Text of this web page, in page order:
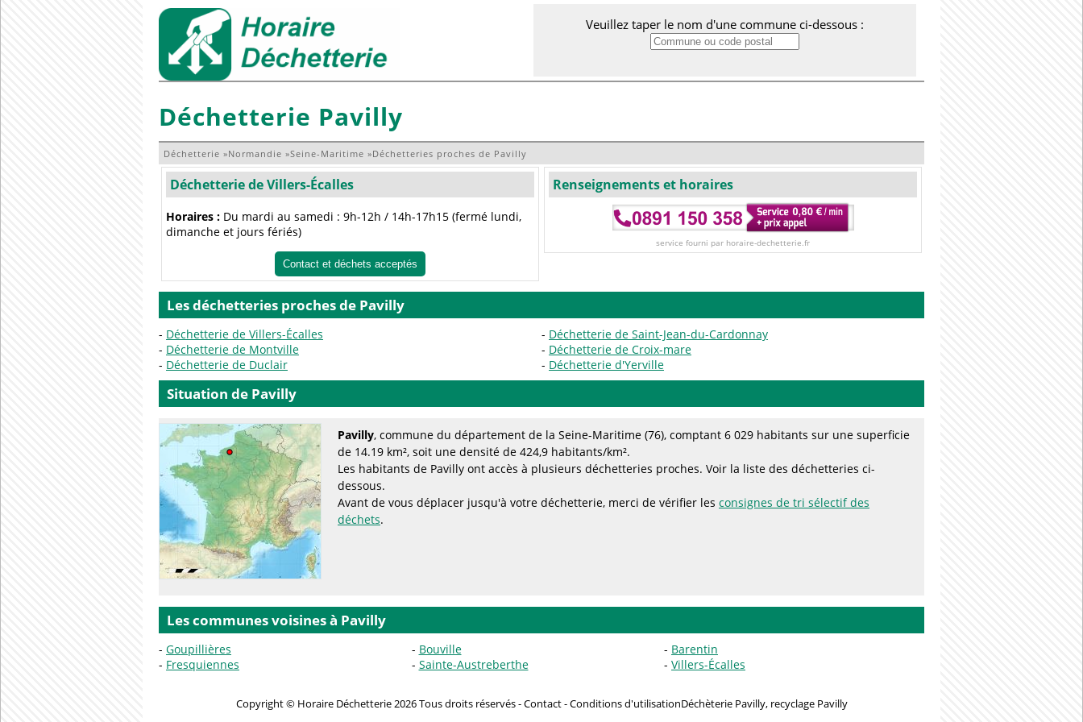
Veuillez taper le nom d'une commune ci-dessous :
Déchetterie Pavilly
Déchetterie »Normandie »Seine-Maritime »Déchetteries proches de Pavilly
Déchetterie de Villers-Écalles
Horaires : Du mardi au samedi : 9h-12h / 14h-17h15 (fermé lundi,
dimanche et jours fériés)
Contact et déchets acceptés
Renseignements et horaires
service fourni par horaire-dechetterie.fr
Les déchetteries proches de Pavilly
Déchetterie de Villers-Écalles
Déchetterie de Saint-Jean-du-Cardonnay
Déchetterie de Montville
Déchetterie de Croix-mare
Déchetterie de Duclair
Déchetterie d'Yerville
Situation de Pavilly
Pavilly, commune du département de la Seine-Maritime (76), comptant 6 029 habitants sur une superficie
de 14.19 km², soit une densité de 424,9 habitants/km².
Les habitants de Pavilly ont accès à plusieurs déchetteries proches. Voir la liste des déchetteries ci-
dessous.
Avant de vous déplacer jusqu'à votre déchetterie, merci de vérifier les consignes de tri sélectif des
déchets.
Les communes voisines à Pavilly
Goupillières Bouville
Barentin
Fresquiennes
Sainte-Austreberthe Villers-Écalles
Copyright © Horaire Déchetterie 2026 Tous droits réservés -Contact-Conditions d'utilisationDéchèterie Pavilly, recyclage Pavilly